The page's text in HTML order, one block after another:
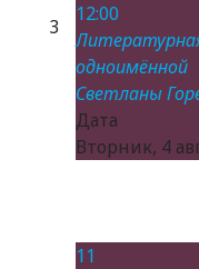
3
12:00
Светланы
Вторник, 4
11